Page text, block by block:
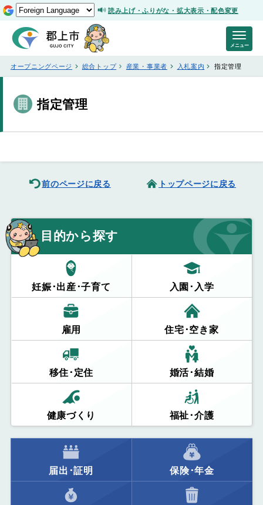
読み上げ・ふりがな・拡大表示・配色変更
オープニングページ 総合トップ 産業・事業者 入札案内 指定管理
指定管理
前のページに戻る トップページに戻る
目的から探す
妊娠･出産･子育て 入園･入学
雇用 住宅･空き家
移住･定住 婚活･結婚
健康づくり 福祉･介護
届出･証明 保険･年金
メニュー